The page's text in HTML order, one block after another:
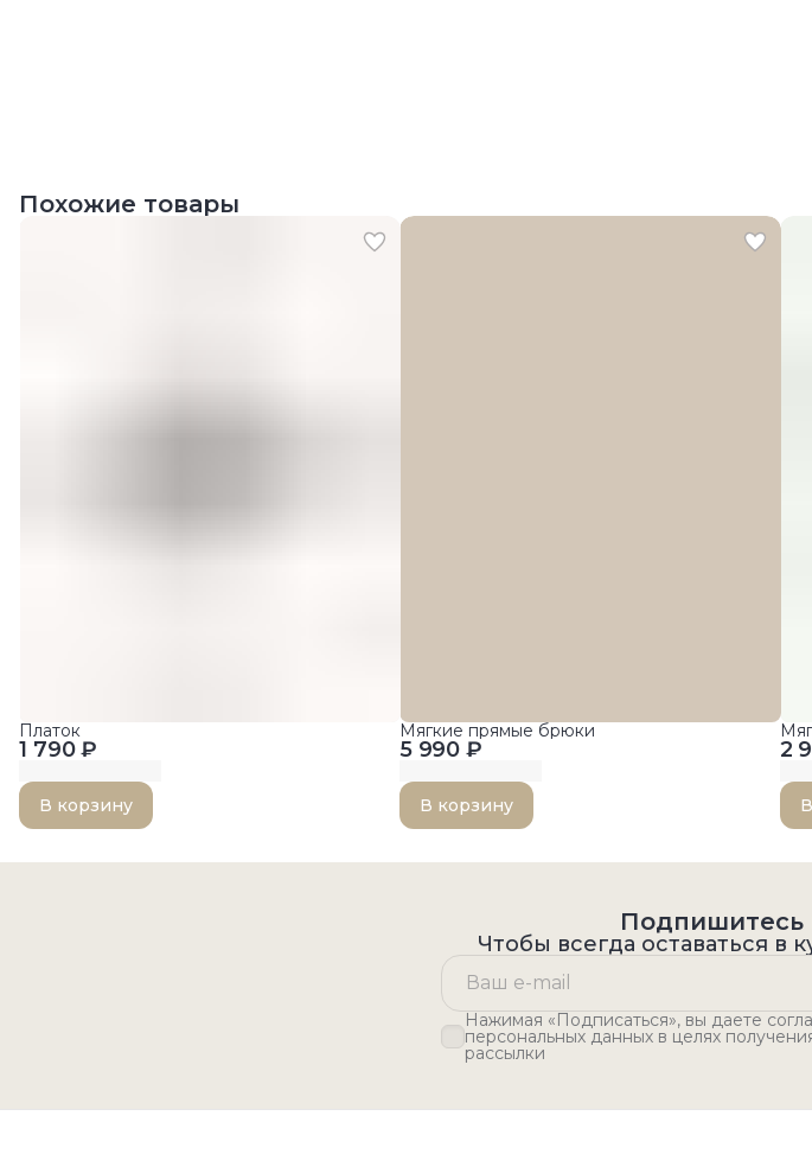
Похожие товары
1 790 ₽
Платок
В корзину
5 990 ₽
Мягкие прямые брюки
В корзину
2
Подпишитесь
Чтобы всегда оставаться в
Нажимая «Подписаться», вы даете
персональных данных в целях
рассылки